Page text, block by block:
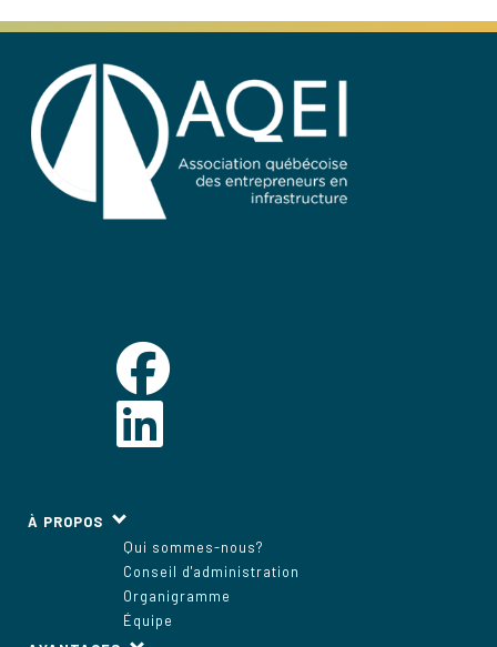
À PROPOS
Qui sommes-nous?
Conseil d'administration
Organigramme
Équipe